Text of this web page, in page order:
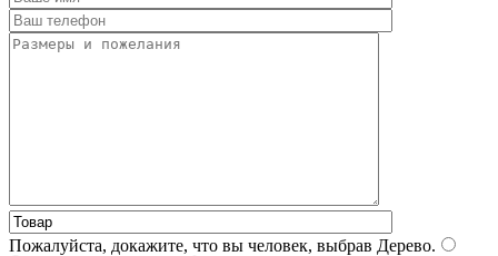
Пожалуйста, докажите, что вы человек, выбрав Дерево.